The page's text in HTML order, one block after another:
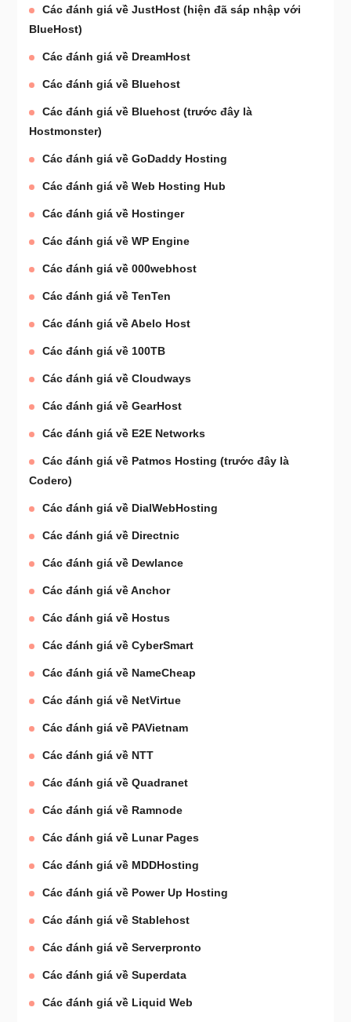
Các đánh giá về JustHost (hiện đã sáp nhập với
BlueHost)
Các đánh giá về DreamHost
Các đánh giá về Bluehost
Các đánh giá về Bluehost (trước đây là
Hostmonster)
Các đánh giá về GoDaddy Hosting
Các đánh giá về Web Hosting Hub
Các đánh giá về Hostinger
Các đánh giá về WP Engine
Các đánh giá về 000webhost
Các đánh giá về TenTen
Các đánh giá về Abelo Host
Các đánh giá về 100TB
Các đánh giá về Cloudways
Các đánh giá về GearHost
Các đánh giá về E2E Networks
Các đánh giá về Patmos Hosting (trước đây là
Codero)
Các đánh giá về DialWebHosting
Các đánh giá về Directnic
Các đánh giá về Dewlance
Các đánh giá về Anchor
Các đánh giá về Hostus
Các đánh giá về CyberSmart
Các đánh giá về NameCheap
Các đánh giá về NetVirtue
Các đánh giá về PAVietnam
Các đánh giá về NTT
Các đánh giá về Quadranet
Các đánh giá về Ramnode
Các đánh giá về Lunar Pages
Các đánh giá về MDDHosting
Các đánh giá về Power Up Hosting
Các đánh giá về Stablehost
Các đánh giá về Serverpronto
Các đánh giá về Superdata
Các đánh giá về Liquid Web